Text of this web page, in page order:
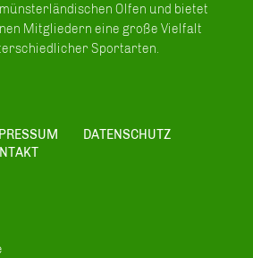
Olfen und bietet
Mitgliedern eine große Vielfalt
Sportarten.
DATENSCHUTZ